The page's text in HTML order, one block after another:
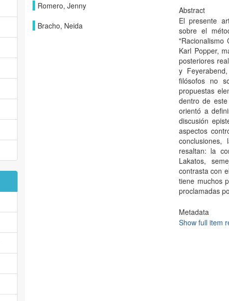
Romero, Jenny
Bracho, Neida
Abstract
El presente
sobre el
"Racionalismo
Karl Popper,
posteriores
y
filósofos no
propuestas
dentro de
orientó a
discusión
aspectos
resaltan: la
Lakatos,
contrasta con
tiene muchos
proclamadas
Metadata
Show full item